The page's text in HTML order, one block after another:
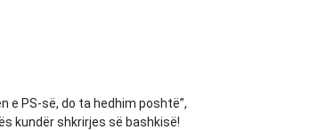
e PS-së, do ta hedhim poshtë”,
kundër shkrirjes së bashkisë!